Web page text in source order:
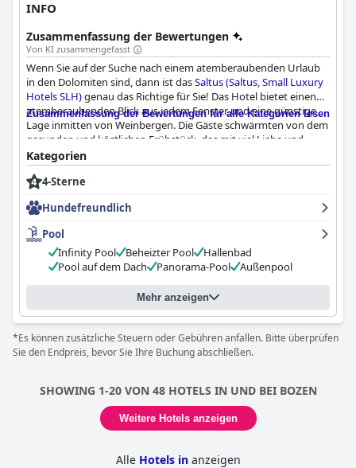
INFO
Zusammenfassung der Bewertungen
Von KI zusammengefasst
Wenn Sie auf der Suche nach einem atemberaubenden Urlaub
in den Dolomiten sind, dann ist dasSaltus (Saltus, Small Luxury
Hotels SLH)genau das Richtige für Sie! Das Hotel bietet einen
atemberaubenden Blick aus jedem Fenster und eine günstige
Lage inmitten von Weinbergen. Die Gäste schwärmten von dem
gesunden und köstlichen Frühstück, das mit viel Liebe und
Sorgfalt serviert wird, sowie von den abendlichen Abendessen
mit einer abwechslungsreichen und ausgewogenen Speisekarte
aus der Region. Die Zimmer sind geräumig, stilvoll und modern
anderes suchen. Das Personal ist einladend, freundlich und stets
bemüht, die Wünsche der Gäste zu erfüllen. Das Spa ist ein
wahrgewordener Traum und bietet eine ruhige Oase für alle, die
sich selbst pflegen und entspannen möchten, mit
verschiedenen Behandlungen, Saunen und Pools, darunter ein
atemberaubender Infinity-Pool auf dem Dach. Alles in allem
Saltus (Saltus, Small Luxury Hotels SLH)
außergewöhnliche Erfahrung, die Sie erfrischt und verjüngt
zurücklassen wird.
Zusammenfassung der Bewertungen für alle Kategorien lesen
Kategorien
4-Sterne
Hundefreundlich
Pool
Infinity Pool
Beheizter Pool
Hallenbad
Pool auf dem Dach
Panorama-Pool Außenpool
Mehr anzeigen
*Es können zusätzliche Steuern oder Gebühren anfallen. Bitte überprüfen
Sie den Endpreis, bevor Sie Ihre Buchung abschließen.
SHOWING 1-20 VON 48 HOTELS IN UND BEI BOZEN
Weitere Hotels anzeigen
Alle Hotels in anzeigen